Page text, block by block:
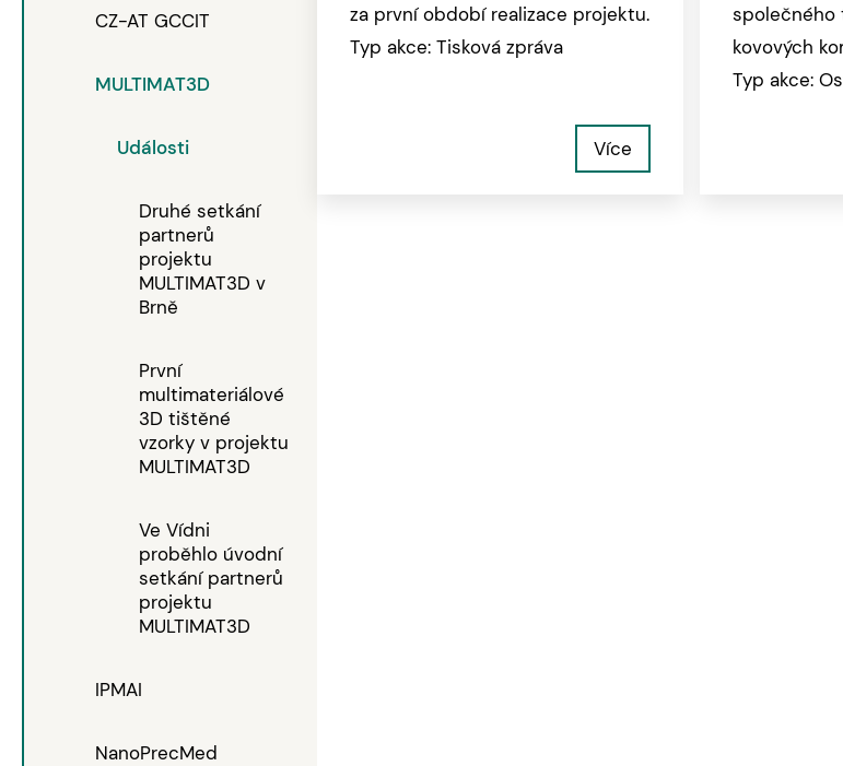
CZ-AT GCCIT
MULTIMAT3D
Události
Druhé setkání
partnerů
projektu
MULTIMAT3D v
Brně
První
multimateriálové
3D tištěné
vzorky v projektu
MULTIMAT3D
Ve Vídni
proběhlo úvodní
setkání partnerů
projektu
MULTIMAT3D
IPMAI
NanoPrecMed
za první období realizace projektu.
Typ akce: Tisková zpráva
Více
společného
kovových
Typ akce: